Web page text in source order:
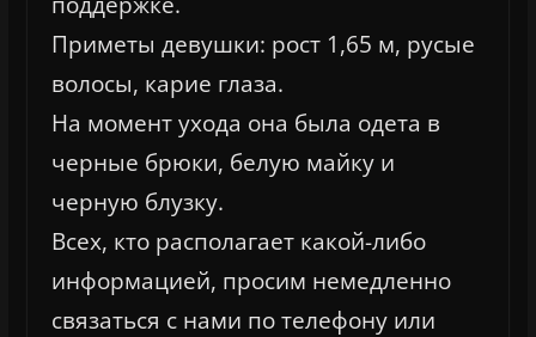
Приметы девушки: рост 1,65 м, русые
волосы, карие глаза.
На момент ухода она была одета в
черные брюки, белую майку и
черную блузку.
Всех, кто располагает какой-либо
информацией, просим немедленно
связаться с нами по телефону или